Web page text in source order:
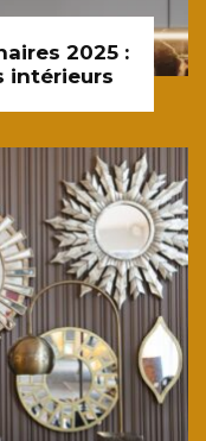
2025 :
intérieurs